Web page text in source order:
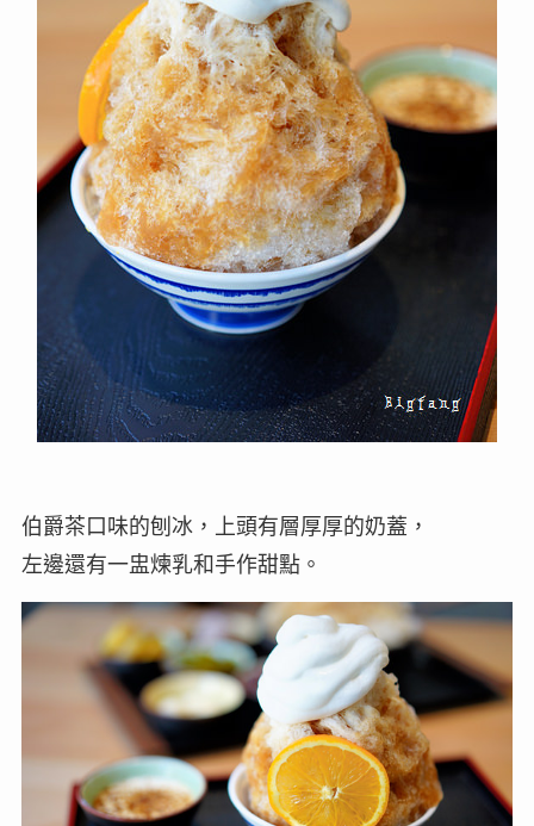
伯爵茶口味的刨冰，上頭有層厚厚的奶蓋，
左邊還有一盅煉乳和手作甜點。